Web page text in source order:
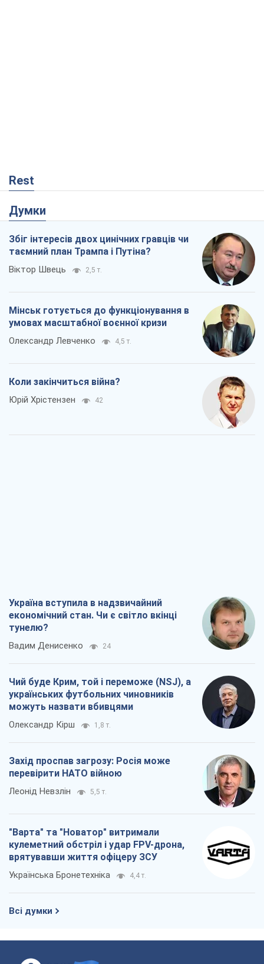
Rest
Думки
Збіг інтересів двох цинічних гравців чи
таємний план Трампа і Путіна?
Віктор Швець 2,5 т.
Мінськ готується до функціонування в
умовах масштабної воєнної кризи
Олександр Левченко 4,5 т.
Коли закінчиться війна?
Юрій Хрістензен 42
Україна вступила в надзвичайний
економічний стан. Чи є світло вкінці
тунелю?
Вадим Денисенко 24
Чий буде Крим, той і переможе (NSJ), а
українських футбольних чиновників
можуть назвати вбивцями
Олександр Кірш 1,8 т.
Захід проспав загрозу: Росія може
перевірити НАТО війною
Леонід Невзлін 5,5 т.
"Варта" та "Новатор" витримали
кулеметний обстріл і удар FPV-дрона,
врятувавши життя офіцеру ЗСУ
Українська Бронетехніка 4,4 т.
Всі думки